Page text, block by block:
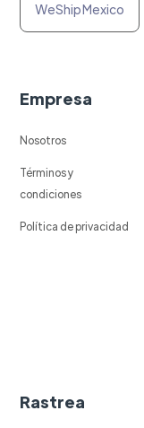
WeShip Mexico
Empresa
Nosotros
Términos y
condiciones
Política de privacidad
Rastrea